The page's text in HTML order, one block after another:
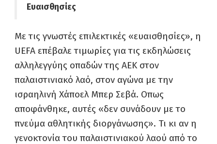
Ευαισθησίες
Με τις γνωστές επιλεκτικές «ευαισθησίες», η
UEFA επέβαλε τιμωρίες για τις εκδηλώσεις
αλληλεγγύης οπαδών της ΑΕΚ στον
παλαιστινιακό λαό, στον αγώνα με την
ισραηλινή Χάποελ Μπερ Σεβά. Οπως
αποφάνθηκε, αυτές «δεν συνάδουν με το
πνεύμα αθλητικής διοργάνωσης». Τι κι αν η
γενοκτονία του παλαιστινιακού λαού από το